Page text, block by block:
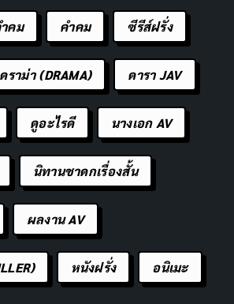
กการคูณและสงครามการคูณ เกมเหล่า
กเรียนฝึกทักษะการคูณ แต่ยังส่งเสริม
สังคม
ไลน์
มากมายที่จะช่วยให้นักเรียนเรียนรู้
คูณ แหล่งข้อมูลเหล่านี้รวมถึงวิดีโอ
ละแบบทดสอบแบบโต้ตอบ
การคูณ
คม คําคม ซีรีส์ฝรั่ง
ดราม่า (DRAMA) ดารา JAV
ดูอะไรดี นางเอก AV
นิทานชาดกเรื่องสั้น
ผลงาน AV
หนังฝรั่ง อนิเมะ